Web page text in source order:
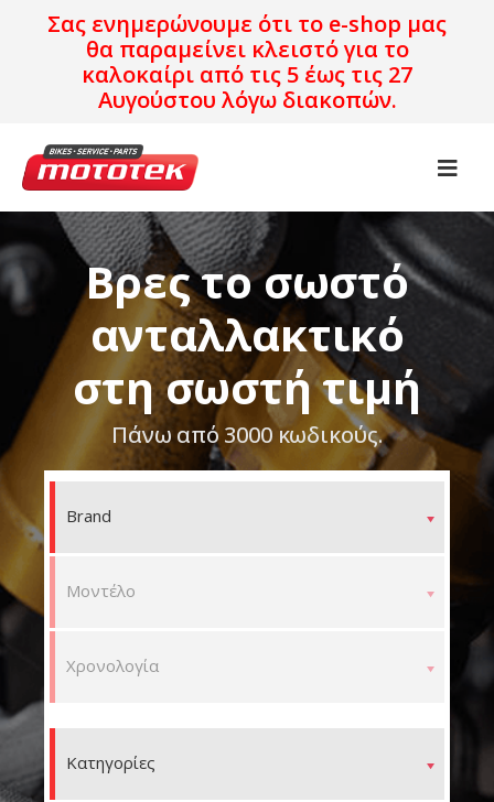
Σας ενημερώνουμε ότι το e-shop μας
θα παραμείνει κλειστό για το
καλοκαίρι από τις 5 έως τις 27
Αυγούστου λόγω διακοπών.
Βρες το σωστό
ανταλλακτικό
στη σωστή τιμή
Πάνω από 3000 κωδικούς.
Brand
Μοντέλο
Χρονολογία
Κατηγορίες